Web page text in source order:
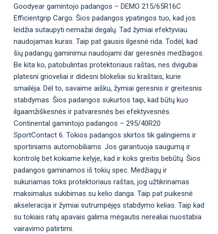
Goodyear gamintojo padangos – DEMO 215/65R16C
Efficientgrip Cargo. Šios padangos ypatingos tuo, kad jos
leidžia sutaupyti nemažai degalų. Tad žymiai efektyviau
naudojamas kuras. Taip pat gausis ilgesnė rida. Todėl, kad
šių padangų gaminimui naudojami dar geresnės medžiagos.
Be kita ko, patobulintas protektoriaus raštas, nes dvigubai
platesni grioveliai ir didesni blokeliai su kraštais, kurie
smailėja. Dėl to, savaime aišku, žymiai geresnis ir greitesnis
stabdymas. Šios padangos sukurtos taip, kad būtų kuo
ilgaamžiškesnės ir patvaresnės bei efektyvesnės.
Continental gamintojo padangos – 295/40R20
SportContact 6. Tokios padangos skirtos tik galingiems ir
sportiniams automobiliams. Jos garantuoja saugumą ir
kontrolę bet kokiame kelyje, kad ir koks greitis bebūtų. Šios
padangos gaminamos iš tokių spec. Medžiagų ir
sukuriamas toks protektoriaus raštas, jog užtikrinamas
maksimalus sukibimas su kelio danga. Taip pat puikesnė
akseleracija ir žymiai sutrumpėjęs stabdymo kelias. Taip kad
su tokiais ratų apavais galima mėgautis nerealiai nuostabia
vairavimo patirtimi.